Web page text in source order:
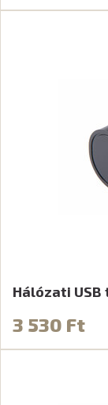
Hálózati
3 530 Ft